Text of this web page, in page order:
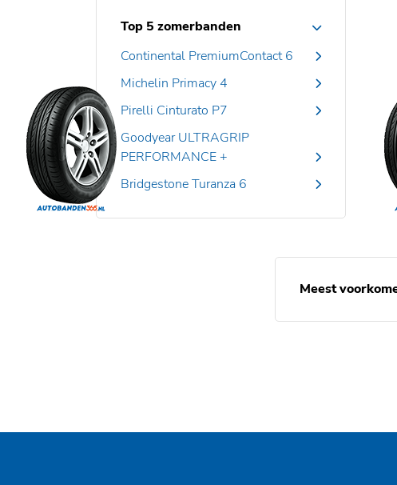
Top 5 zomerbanden
Continental PremiumContact 6
Michelin Primacy 4
Pirelli Cinturato P7
Goodyear ULTRAGRIP
PERFORMANCE +
Bridgestone Turanza 6
Meest